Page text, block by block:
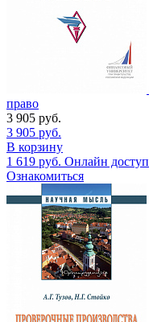
право
3 905 руб.
3 905 руб.
В корзину
1 619 руб. Онлайн доступ
Ознакомиться